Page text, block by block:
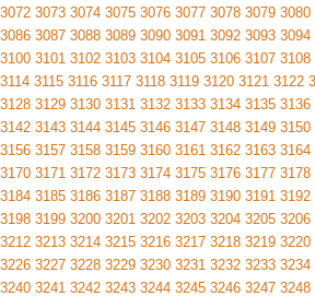
3072 3073 3074 3075 3076 3077 3078 3079 3080
3086 3087 3088 3089 3090 3091 3092 3093 3094
3100 3101 3102 3103 3104 3105 3106 3107 3108
3114 3115 3116 3117 3118 3119 3120 3121 3122
3128 3129 3130 3131 3132 3133 3134 3135 3136
3142 3143 3144 3145 3146 3147 3148 3149 3150
3156 3157 3158 3159 3160 3161 3162 3163 3164
3170 3171 3172 3173 3174 3175 3176 3177 3178
3184 3185 3186 3187 3188 3189 3190 3191 3192
3198 3199 3200 3201 3202 3203 3204 3205 3206
3212 3213 3214 3215 3216 3217 3218 3219 3220
3226 3227 3228 3229 3230 3231 3232 3233 3234
3240 3241 3242 3243 3244 3245 3246 3247 3248